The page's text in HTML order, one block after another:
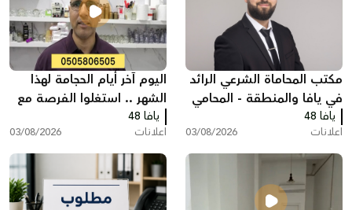
مكتب المحاماة الشرعي الرائد
في يافا والمنطقة - المحامي
عبد الفتاح محمد زبدة
يافا 48
اعلانات 03/08/2026
اليوم آخر أيام الحجامة لهذا
الشهر .. استغلوا الفرصة مع
مركز سريس
يافا 48
اعلانات 03/08/2026